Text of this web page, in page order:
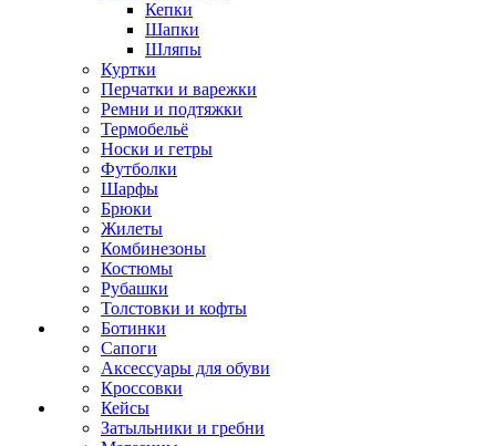
Кепки
Шапки
Шляпы
Куртки
Перчатки и варежки
Ремни и подтяжки
Термобельё
Носки и гетры
Футболки
Шарфы
Брюки
Жилеты
Комбинезоны
Костюмы
Рубашки
Толстовки и кофты
Ботинки
Сапоги
Аксессуары для обуви
Кроссовки
Кейсы
Затыльники и гребни